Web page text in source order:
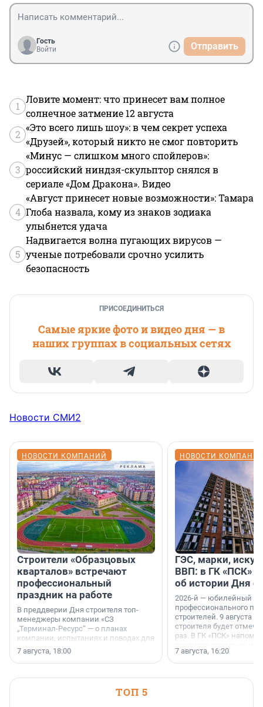
Гость
Войти
Отправить
1
Ловите момент: что принесет вам полное
солнечное затмение 12 августа
2
«Это всего лишь шоу»: в чем секрет успеха
«Друзей», который никто не смог повторить
3
«Минус — слишком много спойлеров»:
российский ниндзя-скульптор снялся в
сериале «Дом Дракона». Видео
4
«Август принесет новые возможности»: Тамара
Глоба назвала, кому из знаков зодиака
улыбнется удача
5
Надвигается волна пугающих вирусов —
ученые потребовали срочно усилить
безопасность
ПРИСОЕДИНИТЬСЯ
Самые яркие фото и видео дня — в
наших группах в социальных сетях
Новости СМИ2
НОВОСТИ КОМПАНИЙ
Строители «Образцовых
кварталов» встречают
профессиональный
праздник на работе
В преддверии Дня строителя топ-
менеджеры компании «СЗ
„Терминал-Ресурс“ — о планах
компании, испытаниях и поводах для
осторожного оптимизма.
7 августа, 18:00
НОВОСТИ
ГЭС, марки,
ВВП: в ГК «ПСК»
об истории Дня
2026-й — юбилейный
профессионального
строителей. 9 августа
строителя будет
раз. В ГК «ПСК»
поменялась роль
7 августа, 16:20
ТОП 5